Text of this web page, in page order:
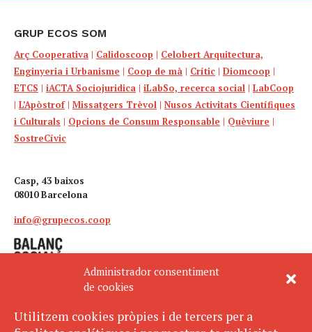
Administrador consentiment
de cookies
Utilitzem cookies pròpies i de tercers per a
GRUP ECOS SOM
Arç Cooperativa | Calidoscoop | Celobert Arquitectura,
Enginyeria i Urbanisme | Coop de mà | Crític | Diomcoop |
ETCS | iACTA Sociojuridica | iLabSo, recerca social | LabCoop
| L’Apòstrof| Missatgers Trèvol | Nusos Activitats Científiques
i Culturals | Opcions de Consum Responsable | Quèviure |
SostreCívic
Casp, 43 baixos
08010 Barcelona
info@grupecos.coop